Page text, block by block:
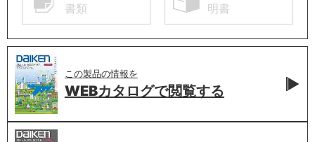
書類
明書
この製品の情報を
WEBカタログで閲覧する